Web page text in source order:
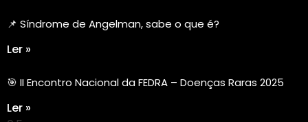
📌 Síndrome de Angelman, sabe o que é?
Ler »
🎯 II Encontro Nacional da FEDRA – Doenças Raras 2025
Ler »